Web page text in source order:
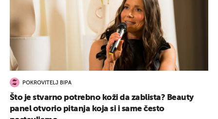
POKROVITELJ BIPA
Što je stvarno potrebno koži da zablista? Beauty
panel otvorio pitanja koja si i same često